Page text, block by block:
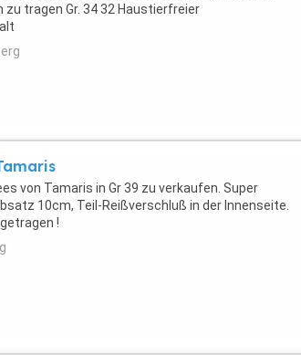
zu tragen Gr. 34 32 Haustierfreier
von Tamaris in Gr 39 zu verkaufen. Super
10cm, Teil-Reißverschluß in der Innenseite.
!